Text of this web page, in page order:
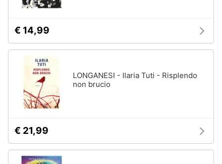
€ 14,99
LONGANESI - Ilaria Tuti - Risplendo
non brucio
€ 21,99